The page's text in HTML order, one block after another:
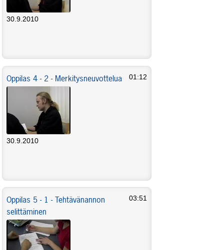
30.9.2010
Oppilas 4 - 2 - Merkitysneuvottelua 01:12
30.9.2010
Oppilas 5 - 1 - Tehtävänannon
selittäminen
03:51